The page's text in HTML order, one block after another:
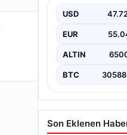
USD
EUR
ALTIN
BTC
Son Eklenen